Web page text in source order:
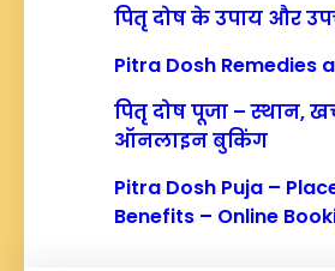
पितृ दोष के उपाय और
Pitra Dosh Remedies
पितृ दोष पूजा – स्थान,
ऑनलाइन बुकिंग
Pitra Dosh Puja –
Benefits – Online